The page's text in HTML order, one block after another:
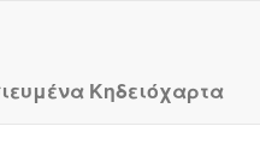
Κηδειόχαρτα